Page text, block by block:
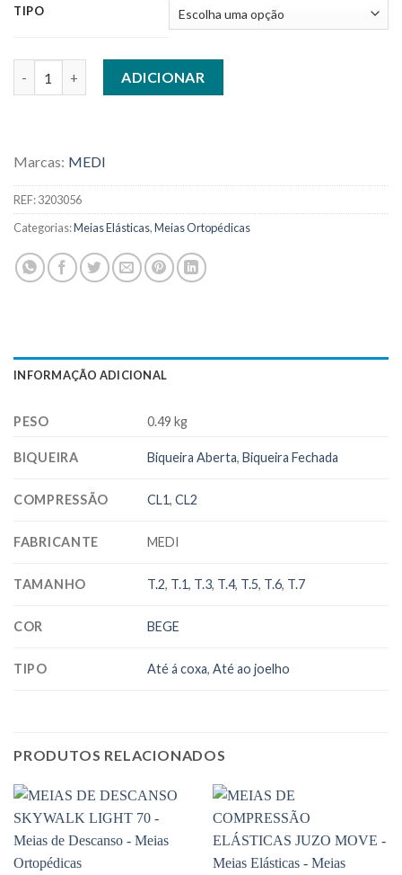
TIPO
ADICIONAR
Marcas: MEDI
REF:3203056
Categorias:Meias Elásticas,Meias Ortopédicas
INFORMAÇÃO ADICIONAL
PESO 0.49 kg
BIQUEIRA Biqueira Aberta,Biqueira Fechada
COMPRESSÃO CL1,CL2
FABRICANTE MEDI
TAMANHO T.2, T.1, T.3, T.4, T.5, T.6, T.7
COR BEGE
TIPO Até á coxa,Até ao joelho
PRODUTOS RELACIONADOS